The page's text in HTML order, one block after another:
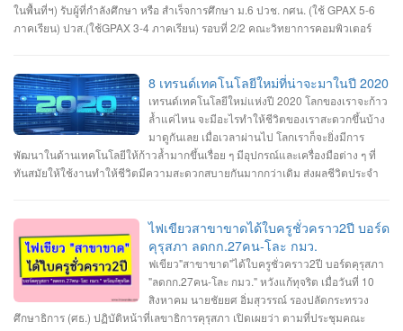
ในพื้นที่ฯ) รับผู้ที่กำลังศึกษา หรือ สำเร็จการศึกษา ม.6 ปวช. กศน. (ใช้ GPAX 5-6
ภาคเรียน) ปวส.(ใช้GPAX 3-4 ภาคเรียน) รอบที่ 2/2 คณะวิทยาการคอมพิวเตอร์
เว็บไซต์ https://admission.ubru.ac.th/ รายละเอียด เกณฑ์ คุณสมบัติ การรับสมัคร
https://misdoc.ubru.ac.th/tcas.../anouncement2566_22_7.pdf ติดต่อสอบถาม
045-352-000 ต่อ 5601 หรือ 045-352-144, 045-352-147
8 เทรนด์เทคโนโลยีใหม่ที่น่าจะมาในปี 2020
เทรนด์เทคโนโลยีใหม่แห่งปี 2020 โลกของเราจะก้าว
ล้ำแค่ไหน จะมีอะไรทำให้ชีวิตของเราสะดวกขึ้นบ้าง
มาดูกันเลย เมื่อเวลาผ่านไป โลกเราก็จะยิ่งมีการ
พัฒนาในด้านเทคโนโลยีให้ก้าวล้ำมากขึ้นเรื่อย ๆ มีอุปกรณ์และเครื่องมือต่าง ๆ ที่
ทันสมัยให้ใช้งานทำให้ชีวิตมีความสะดวกสบายกันมากกว่าเดิม ส่งผลชีวิตประจำ
ในปี 2020 นี้เราน่าจะได้เห็นเทคโนโลยีอะไรใหม่ ๆ เกิดขึ้นมาบ้าง ไปดูกันเลยกับ 8
เทรนด์เทคโนโลยีใหม่แห่งปี 2020 1. เครือข่ายมือถือ 5G เทคโนโลยี 5G ที่จะทำให้
โลกของเราก้าวเข้าไปสู่ยุคของ Internet of Things โลกที่ทุกสิ่งทุกอย่างเชื่อมต่อ
อินเทอร์เน็ต ซึ่งเครือข่าย 5G จะเริ่มถูกนำมาใช้งานกันแพร่หลายมากขึ้นทั้งในด้าน
ของผู้ให้บริการเครือข่ายและด้านของแบรนด์มือถือที่เริ่มผลิตมือถือรองรับ 5G ออก
มากันมากขึ้นในปี 2020 นี้ เทคโนโลยี 5G นั้นจะมีการพัฒนาประสิทธิภาพจาก 4G
ไฟเขียวสาขาขาดได้ใบครูชั่วคราว2ปี บอร์ด
คุรุสภา ลดกก.27คน-โละ กมว.
ฟเขียว"สาขาขาด"ได้ใบครูชั่วคราว2ปี บอร์ดคุรุสภา
"ลดกก.27คน-โละ กมว." หวังแก้ทุจริต เมื่อวันที่ 10
สิงหาคม นายชัยยศ อิ่มสุวรรณ์ รองปลัดกระทรวง
ศึกษาธิการ (ศธ.) ปฏิบัติหน้าที่เลขาธิการคุรุสภา เปิดเผยว่า ตามที่ประชุมคณะ